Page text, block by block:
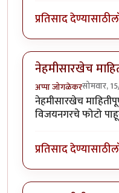
प्रतिसाद देण्यासाठी
नेहमीसारखेच
अप्पा जोगळेकरसोमवार,
नेहमीसारखेच
विजयनगरचे फोटो
प्रतिसाद देण्यासाठी